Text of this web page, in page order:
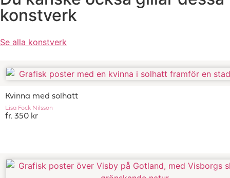
konstverk
Se alla konstverk
Kvinna med solhatt
Lisa Fock Nilsson
fr. 350 kr